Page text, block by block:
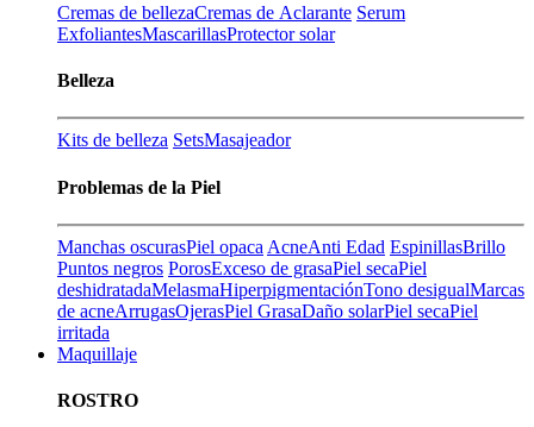
Cremas de bellezaCremas de Aclarante Serum
ExfoliantesMascarillasProtector solar
Belleza
Kits de belleza SetsMasajeador
Problemas de la Piel
Manchas oscurasPiel opaca AcneAnti Edad EspinillasBrillo
Puntos negros PorosExceso de grasaPiel secaPiel
deshidratadaMelasmaHiperpigmentaciónTono desigualMarcas
de acneArrugasOjerasPiel GrasaDaño solarPiel secaPiel
irritada
Maquillaje
ROSTRO